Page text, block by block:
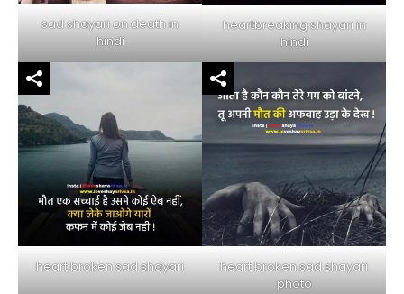
sad shayari on death in
hindi
heartbreaking shayari in
hindi
heart broken sad shayari
heart broken sad shayari
photo